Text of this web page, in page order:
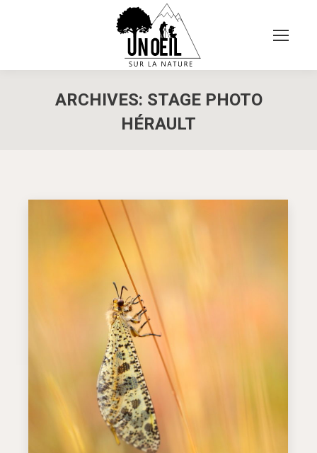
ARCHIVES: STAGE PHOTO
HÉRAULT